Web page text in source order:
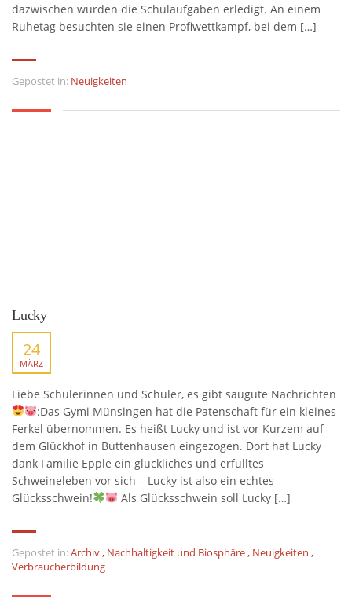
dazwischen wurden die Schulaufgaben erledigt. An einem
Ruhetag besuchten sie einen Profiwettkampf, bei dem […]
Gepostet in: Neuigkeiten
Lucky
24
MÄRZ
Liebe Schülerinnen und Schüler, es gibt saugute Nachrichten
:Das Gymi Münsingen hat die Patenschaft für ein kleines
Ferkel übernommen. Es heißt Lucky und ist vor Kurzem auf
dem Glückhof in Buttenhausen eingezogen. Dort hat Lucky
dank Familie Epple ein glückliches und erfülltes
Schweineleben vor sich – Lucky ist also ein echtes
Glücksschwein!
Als Glücksschwein soll Lucky […]
Gepostet in:Archiv, Nachhaltigkeit und Biosphäre, Neuigkeiten ,
Verbraucherbildung